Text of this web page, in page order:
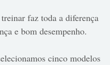
faz toda a diferença
e bom desempenho.
cinco modelos